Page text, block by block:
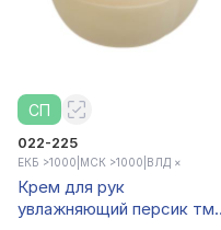
СП
022-225
ЕКБ >1000 МСК >1000 ВЛД ×
Крем для рук
увлажняющий персик тм